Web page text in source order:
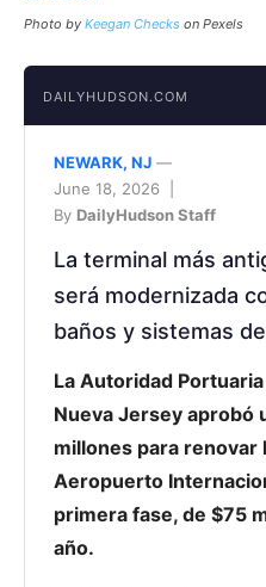
Photo by Keegan Checks on Pexels
DAILYHUDSON.COM
NEWARK, NJ —
June 18, 2026 |
By DailyHudson Staff
La terminal más
será modernizada
baños y sistemas
La Autoridad
Nueva Jersey aprobó
millones para renovar
Aeropuerto
primera fase, de $75
año.